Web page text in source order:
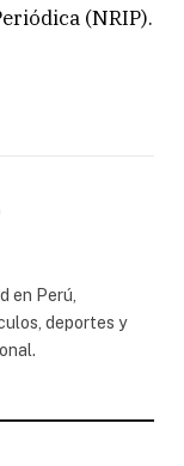
(NRIP).
en Perú,
deportes y